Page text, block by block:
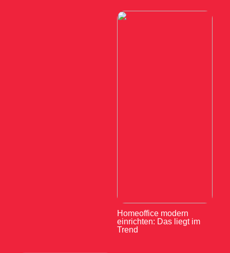
Homeoffice modern
einrichten: Das liegt im
Trend